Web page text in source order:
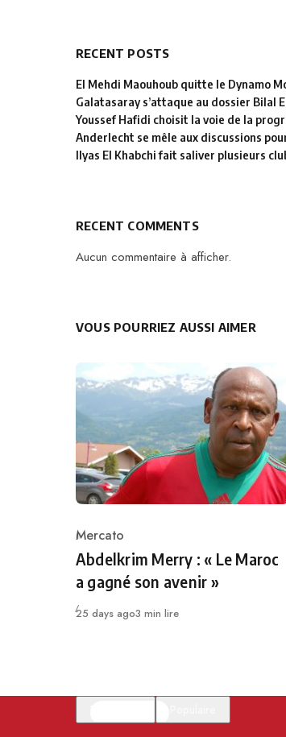
RECENT POSTS
El Mehdi Maouhoub quitte le Dynamo
Galatasaray s’attaque au dossier Bilal
Youssef Hafidi choisit la voie de la
Anderlecht se mêle aux discussions
Ilyas El Khabchi fait saliver plusieurs
RECENT COMMENTS
Aucun commentaire à afficher.
VOUS POURRIEZ AUSSI AIMER
Category
Mercato
Abdelkrim Merry : « Le Maroc
a gagné son avenir »
Publié
25 days ago3 min lire